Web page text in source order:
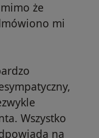
że
mi
Wszystko
na